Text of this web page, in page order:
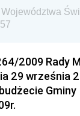
Prezesa
Ministra
Naczelnego
2009 Rady
29 września
Gminy